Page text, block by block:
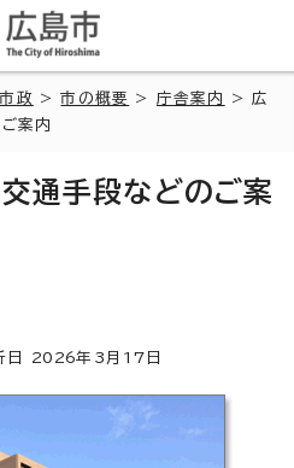
市政 >市の概要 > 庁舎案内
> 広
案内
通手段などのご案
2026年3月 17 日